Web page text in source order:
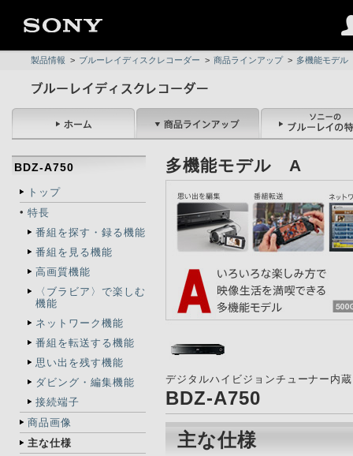
製品情報 > ブルーレイディスクレコーダー > 商品ラインアップ > 多機能モデ
BDZ-A750
トップ
特長
番組を探す・録る機能
番組を見る機能
高画質機能
〈ブラビア〉で楽しむ
機能
ネットワーク機能
番組を転送する機能
思い出を残す機能
ダビング・編集機能
接続端子
商品画像
主な仕様
多機能モデル A
デジタルハイビジョンチューナー内
BDZ-A750
主な仕様